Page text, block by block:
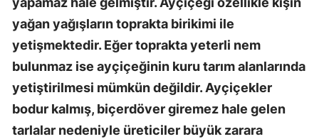
yağan yağışların toprakta birikimi ile
yetişmektedir. Eğer toprakta yeterli nem
bulunmaz ise ayçiçeğinin kuru tarım alanlarında
yetiştirilmesi mümkün değildir. Ayçiçekler
bodur kalmış, biçerdöver giremez hale gelen
tarlalar nedeniyle üreticiler büyük zarara